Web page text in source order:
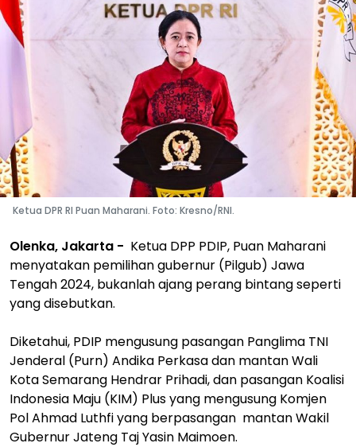
Ketua DPR RI Puan Maharani. Foto: Kresno/RNI.
Olenka, Jakarta - Ketua DPP PDIP, Puan Maharani
menyatakan pemilihan gubernur (Pilgub) Jawa
Tengah 2024, bukanlah ajang perang bintang seperti
yang disebutkan.
Diketahui, PDIP mengusung pasangan Panglima TNI
Jenderal (Purn) Andika Perkasa dan mantan Wali
Kota Semarang Hendrar Prihadi, dan pasangan Koalisi
Indonesia Maju (KIM) Plus yang mengusung Komjen
Pol Ahmad Luthfi yang berpasangan mantan Wakil
Gubernur Jateng Taj Yasin Maimoen.